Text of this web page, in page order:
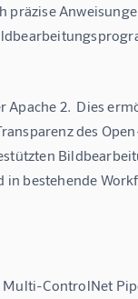
2.  Dies
des
bestehende
ControlNet